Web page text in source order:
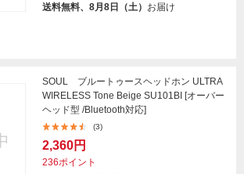
送料無料、8月8日（土） お届け
SOUL ブルートゥースヘッドホン ULTRA
WIRELESS Tone Beige SU101BI [オーバー
ヘッド型 /Bluetooth対応]
(3)
2,360円
236ポイント